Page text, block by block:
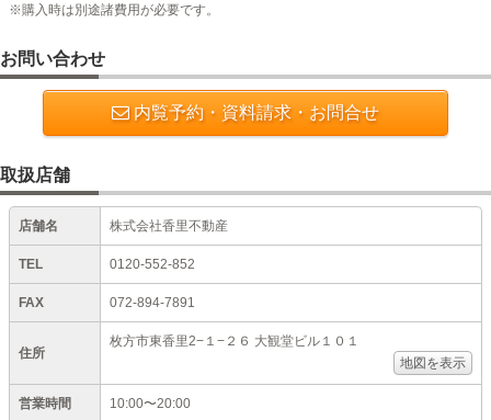
※購入時は別途諸費用が必要です。
お問い合わせ
内覧予約・資料請求・お問合せ
取扱店舗
店舗名 株式会社香里不動産
TEL 0120-552-852
FAX 072-894-7891
住所
枚方市東香里2−１−２６ 大観堂ビル１０１
地図を表示
営業時間 10:00〜20:00